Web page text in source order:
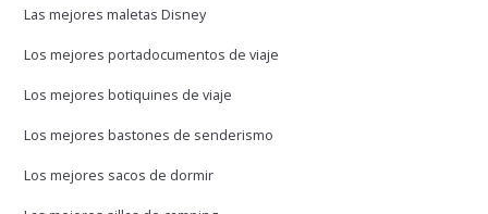
Las mejores maletas Disney
Los mejores portadocumentos de viaje
Los mejores botiquines de viaje
Los mejores bastones de senderismo
Los mejores sacos de dormir